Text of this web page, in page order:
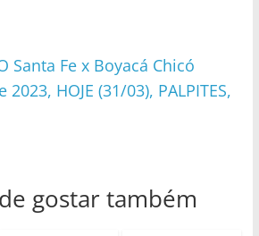
Santa Fe x Boyacá Chicó
2023, HOJE (31/03), PALPITES,
gostar também